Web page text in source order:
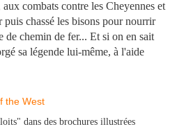
combats contre les Cheyennes et
chassé les bisons pour nourrir
de chemin de fer... Et si on en sait
sa légende lui-même, à l'aide
dans des brochures illustrées